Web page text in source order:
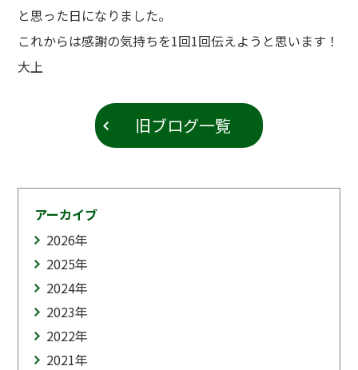
と思った日になりました。
これからは感謝の気持ちを1回1回伝えようと思います！
大上
旧ブログ一覧
アーカイブ
2026年
2025年
2024年
2023年
2022年
2021年